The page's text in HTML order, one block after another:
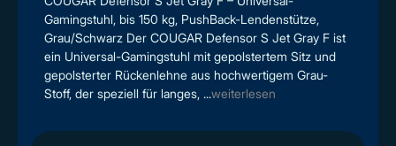
Gamingstuhl, bis 150 kg, PushBack-Lendenstütze,
Grau/Schwarz Der COUGAR Defensor S Jet Gray F ist
ein Universal-Gamingstuhl mit gepolstertem Sitz und
gepolsterter Rückenlehne aus hochwertigem Grau-
Stoff, der speziell für langes, ...weiterlesen